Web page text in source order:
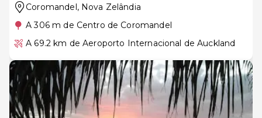
Coromandel, Nova Zelândia
A 306 m de Centro de Coromandel
A 69.2 km de Aeroporto Internacional de Auckland